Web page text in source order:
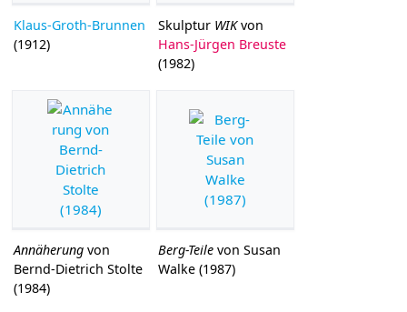
Klaus-Groth-Brunnen
(1912)
Skulptur WIKvon
Hans-Jürgen Breuste
(1982)
Annäherungvon
Bernd-Dietrich Stolte
(1984)
Berg-Teilevon Susan
Walke (1987)